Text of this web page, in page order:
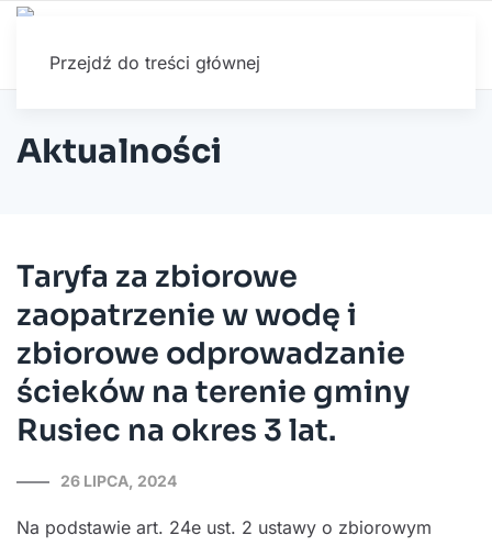
Przejdź do treści głównej
Aktualności
Taryfa za zbiorowe
zaopatrzenie w wodę i
zbiorowe odprowadzanie
ścieków na terenie gminy
Rusiec na okres 3 lat.
26 LIPCA, 2024
Na podstawie art. 24e ust. 2 ustawy o zbiorowym